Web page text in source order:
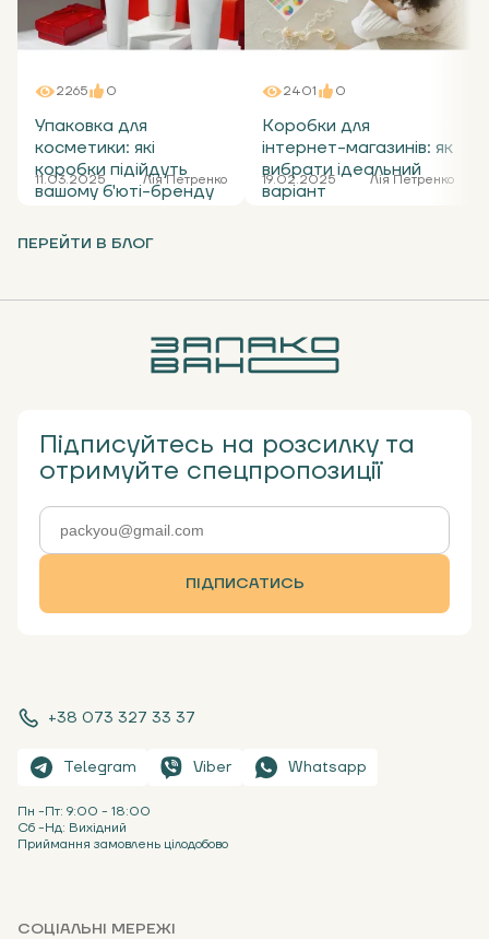
2265 0
Упаковка для
косметики: які
коробки підійдуть
вашому б'юті-бренду
11.03.2025 Лія Петренко
2401 0
Коробки для
інтернет-магазинів: як
вибрати ідеальний
варіант
19.02.2025 Лія Петренко
ПЕРЕЙТИ В БЛОГ
+38 073 327 33 37
Telegram Viber Whatsapp
Пн -Пт: 9:00 - 18:00
Сб -Нд: Вихідний
Приймання замовлень цілодобово
СОЦІАЛЬНІ МЕРЕЖІ
Підписуйтесь на розсилку та
отримуйте спецпропозиції
ПІДПИСАТИСЬ